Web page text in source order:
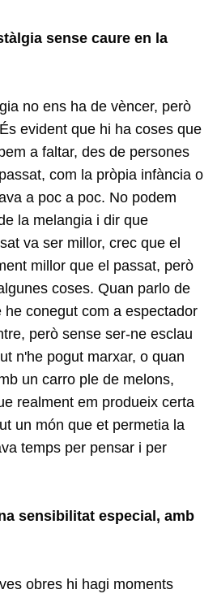
sense caure en la
no ens ha de vèncer, però
evident que hi ha coses que
a faltar, des de persones
com la pròpia infància o
a poc a poc. No podem
la melangia i dir que
va ser millor, crec que el
millor que el passat, però
coses. Quan parlo de
he conegut com a espectador
però sense ser-ne esclau
n'he pogut marxar, o quan
un carro ple de melons,
realment em produeix certa
un món que et permetia la
temps per pensar i per
sensibilitat especial, amb
obres hi hagi moments